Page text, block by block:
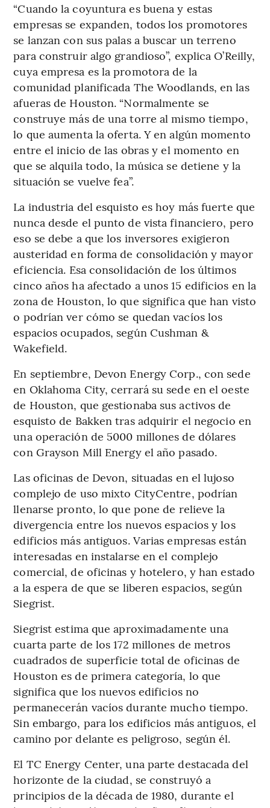
“Cuando la coyuntura es buena y estas
empresas se expanden, todos los promotores
se lanzan con sus palas a buscar un terreno
para construir algo grandioso”, explica O’Reilly,
cuya empresa es la promotora de la
comunidad planificada The Woodlands, en las
afueras de Houston. “Normalmente se
construye más de una torre al mismo tiempo,
lo que aumenta la oferta. Y en algún momento
entre el inicio de las obras y el momento en
que se alquila todo, la música se detiene y la
situación se vuelve fea”.
La industria del esquisto es hoy más fuerte que
nunca desde el punto de vista financiero, pero
eso se debe a que los inversores exigieron
austeridad en forma de consolidación y mayor
eficiencia. Esa consolidación de los últimos
cinco años ha afectado a unos 15 edificios en la
zona de Houston, lo que significa que han visto
o podrían ver cómo se quedan vacíos los
espacios ocupados, según Cushman &
Wakefield.
En septiembre, Devon Energy Corp., con sede
en Oklahoma City, cerrará su sede en el oeste
de Houston, que gestionaba sus activos de
esquisto de Bakken tras adquirir el negocio en
una operación de 5000 millones de dólares
con Grayson Mill Energy el año pasado.
Las oficinas de Devon, situadas en el lujoso
complejo de uso mixto CityCentre, podrían
llenarse pronto, lo que pone de relieve la
divergencia entre los nuevos espacios y los
edificios más antiguos. Varias empresas están
interesadas en instalarse en el complejo
comercial, de oficinas y hotelero, y han estado
a la espera de que se liberen espacios, según
Siegrist.
Siegrist estima que aproximadamente una
cuarta parte de los 172 millones de metros
cuadrados de superficie total de oficinas de
Houston es de primera categoría, lo que
significa que los nuevos edificios no
permanecerán vacíos durante mucho tiempo.
Sin embargo, para los edificios más antiguos, el
camino por delante es peligroso, según él.
El TC Energy Center, una parte destacada del
horizonte de la ciudad, se construyó a
principios de la década de 1980, durante el